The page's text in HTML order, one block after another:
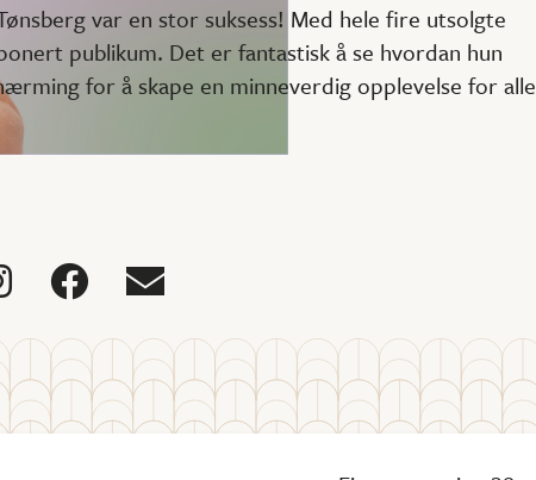
var en stor suksess! Med hele fire utsolgte
publikum. Det er fantastisk å se hvordan hun
for å skape en minneverdig opplevelse for alle
 